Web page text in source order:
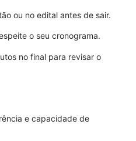
ou no edital antes de sair.
o seu cronograma.
no final para revisar o
e capacidade de